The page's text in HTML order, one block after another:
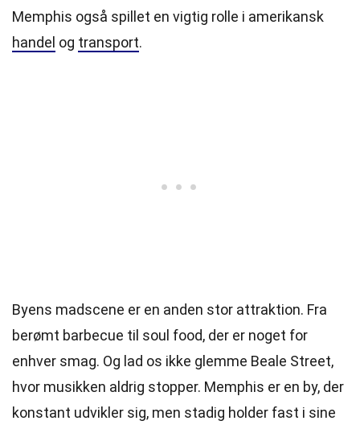
Memphis også spillet en vigtig rolle i amerikansk
handel og transport.
Byens madscene er en anden stor attraktion. Fra
berømt barbecue til soul food, der er noget for
enhver smag. Og lad os ikke glemme Beale Street,
hvor musikken aldrig stopper. Memphis er en by, der
konstant udvikler sig, men stadig holder fast i sine